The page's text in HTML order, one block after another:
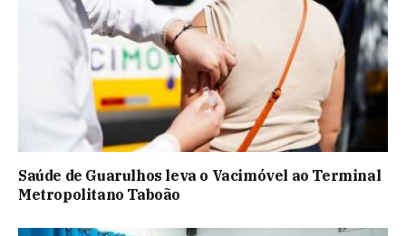
Saúde de Guarulhos leva o Vacimóvel ao Terminal
Metropolitano Taboão